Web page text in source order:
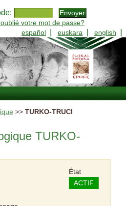
votre mot de passe?
español
euskara english
>> TURKO-TRUCI
TURKO-
État
ACTIF